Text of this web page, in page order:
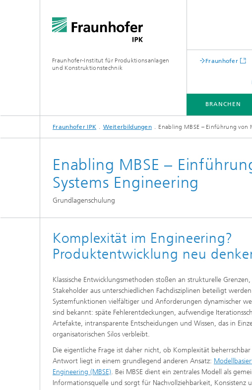
Fraunhofer-Institut für Produktionsanlagen
und Konstruktionstechnik
Fraunhofer
BRANCHEN
BRANCHEN
KOMPETENZEN & LÖSUNGEN
ZUSAMMENARBEIT
WEITERBILDUNGEN
Fraunhofer IPK Weiterbildungen Enabling MBSE – Einführung von
Enabling MBSE –
Systems Engineering
Grundlagenschulung
Komplexität im Engineering?
Produktentwicklung neu
Klassische Entwicklungsmethoden stoßen an strukturelle
Stakeholder aus unterschiedlichen Fachdisziplinen beteiligt
Systemfunktionen vielfältiger und Anforderungen dynamischer
sind bekannt: späte Fehlerentdeckungen, aufwendige
Artefakte, intransparente Entscheidungen und Wissen, das in
organisatorischen Silos verbleibt.
Die eigentliche Frage ist daher nicht, ob Komplexität
Antwort liegt in einem grundlegend anderen Ansatz:
Engineering (MBSE). Bei MBSE dient ein zentrales Modell als
Informationsquelle und sorgt für Nachvollziehbarkeit, Konsistenz